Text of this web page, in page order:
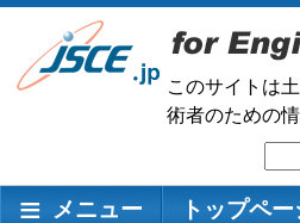
メ
ン
このサイトは
術者のための
索
メインナビゲーション
メニュー トップペ